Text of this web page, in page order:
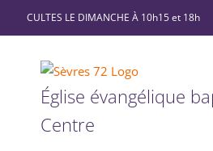
Passer
au
CULTES LE DIMANCHE À 10h15 et 18h
Église évangélique
Centre